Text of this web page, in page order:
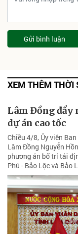
Gửi bình luận
XEM THÊM THỜI
Lâm Đồng đẩy
dự án cao tốc
Chiều 4/8, Ủy viên
Lâm Đồng Nguyễn
phương án bố trí tái
Phú - Bảo Lộc và Bảo